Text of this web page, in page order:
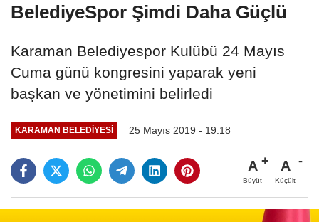
BelediyeSpor Şimdi Daha Güçlü
Karaman Belediyespor Kulübü 24 Mayıs
Cuma günü kongresini yaparak yeni
başkan ve yönetimini belirledi
KARAMAN BELEDIYESI 25 Mayıs 2019 - 19:18
A
Büyüt
A
Küçült